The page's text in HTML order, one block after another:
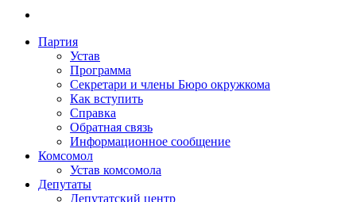
Партия
Устав
Программа
Секретари и члены Бюро окружкома
Как вступить
Справка
Обратная связь
Информационное сообщение
Комсомол
Устав комсомола
Депутаты
Депутатский центр